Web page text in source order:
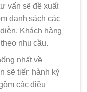
vấn sẽ đề xuất
danh sách các
Khách hàng
nhu cầu.
nhất về
sẽ tiến hành ký
các điều